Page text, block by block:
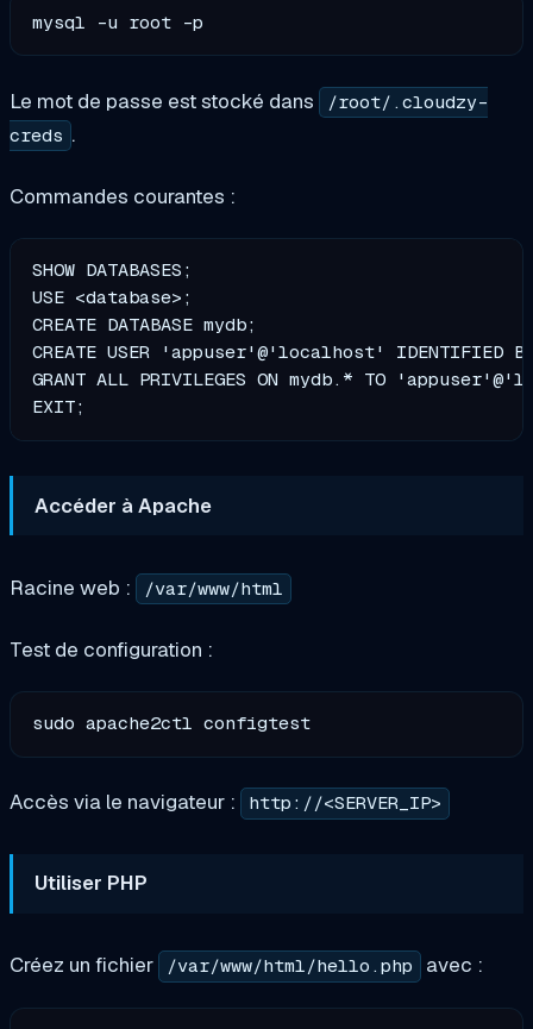
Le mot de passe est stocké dans
/root/.cloudzy-
creds .
Commandes courantes :
SHOW DATABASES;
USE <database>;
CREATE DATABASE mydb;
CREATE USER 'appuser'@'localhost'
GRANT ALL PRIVILEGES ON mydb.* TO
Accéder à Apache
Racine web : /var/www/html
Test de configuration :
Accès via le navigateur : http://<SERVER_IP>
Utiliser PHP
Créez un fichier /var/www/html/hello.php avec :